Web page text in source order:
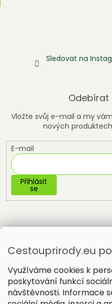
Cestouprirody.eu
Využíváme cookies k
poskytování funkcí
návštěvnosti. Informace
Sledovat na
Odebírat
Vložte svůj e-mail a my
nových
E-mail
Přihlásit
se